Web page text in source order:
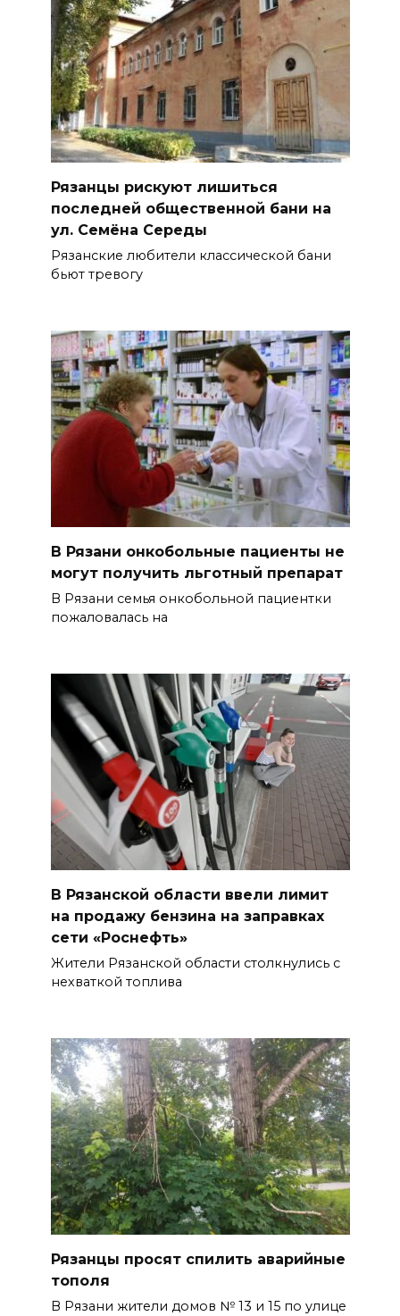
Рязанцы рискуют лишиться
последней общественной бани на
ул. Семёна Середы
Рязанские любители классической бани
бьют тревогу
В Рязани онкобольные пациенты не
могут получить льготный препарат
В Рязани семья онкобольной пациентки
пожаловалась на
В Рязанской области ввели лимит
на продажу бензина на заправках
сети «Роснефть»
Жители Рязанской области столкнулись с
нехваткой топлива
Рязанцы просят спилить аварийные
тополя
В Рязани жители домов № 13 и 15 по улице